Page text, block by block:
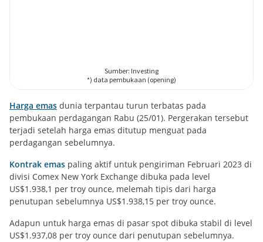
Harga emas dunia terpantau turun terbatas pada
pembukaan perdagangan Rabu (25/01). Pergerakan tersebut
terjadi setelah harga emas ditutup menguat pada
perdagangan sebelumnya.
Kontrak emas paling aktif untuk pengiriman Februari 2023 di
divisi Comex New York Exchange dibuka pada level
US$1.938,1 per troy ounce, melemah tipis dari harga
penutupan sebelumnya US$1.938,15 per troy ounce.
Adapun untuk harga emas di pasar spot dibuka stabil di level
US$1.937,08 per troy ounce dari penutupan sebelumnya.